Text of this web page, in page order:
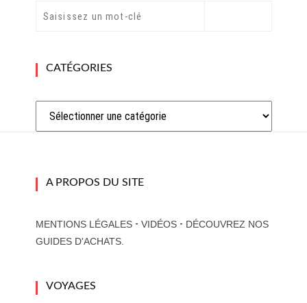
CATÉGORIES
A PROPOS DU SITE
MENTIONS LÉGALES- VIDÉOS- DÉCOUVREZ NOS
GUIDES D'ACHATS.
VOYAGES